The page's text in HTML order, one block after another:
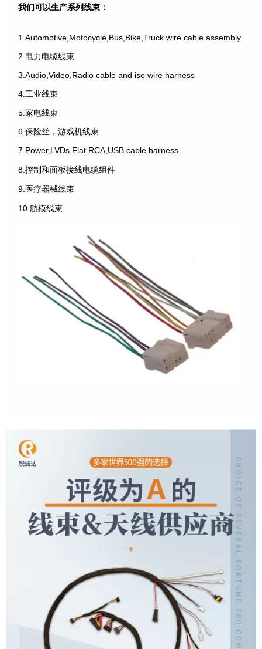
我们可以生产系列线束：
1.Automotive,Motocycle,Bus,Bike,Truck wire cable assembly
2.电力电缆线束
3.Audio,Video,Radio cable and iso wire harness
4.工业线束
5.家电线束
6.保险丝，游戏机线束
7.Power,LVDs,Flat RCA,USB cable harness
8.控制和面板接线电缆组件
9.医疗器械线束
10.航模线束